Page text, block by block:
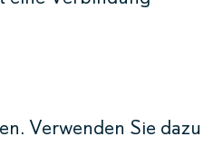
Verwenden Sie dazu